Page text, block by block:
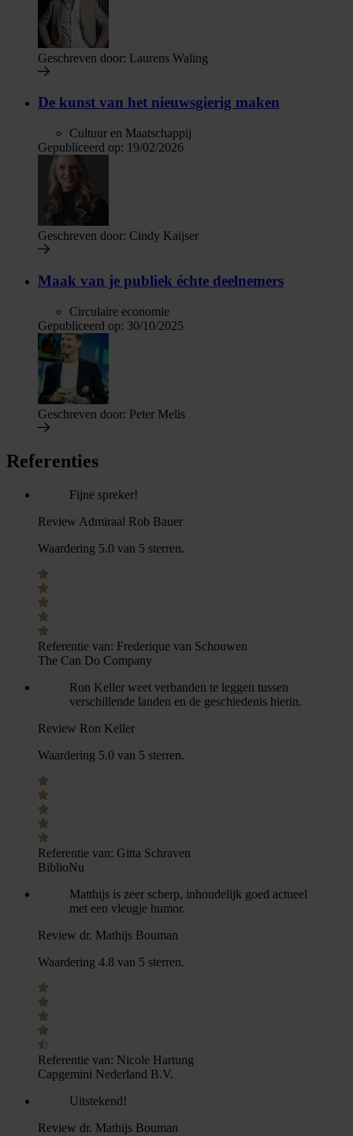
Geschreven door: Laurens Waling
De kunst van het nieuwsgierig maken
Cultuur en Maatschappij
Gepubliceerd op: 19/02/2026
Geschreven door: Cindy Kaijser
Maak van je publiek échte deelnemers
Circulaire economie
Gepubliceerd op: 30/10/2025
Geschreven door: Peter Melis
Referenties
Fijne spreker!
Review Admiraal Rob Bauer
Waardering 5.0 van 5 sterren.
Referentie van: Frederique van Schouwen
The Can Do Company
Ron Keller weet verbanden te leggen tussen
verschillende landen en de geschiedenis hierin.
Review Ron Keller
Waardering 5.0 van 5 sterren.
Referentie van: Gitta Schraven
BiblioNu
Matthijs is zeer scherp, inhoudelijk goed actueel
met een vleugje humor.
Review dr. Mathijs Bouman
Waardering 4.8 van 5 sterren.
Referentie van: Nicole Hartung
Capgemini Nederland B.V.
Uitstekend!
Review dr. Mathijs Bouman